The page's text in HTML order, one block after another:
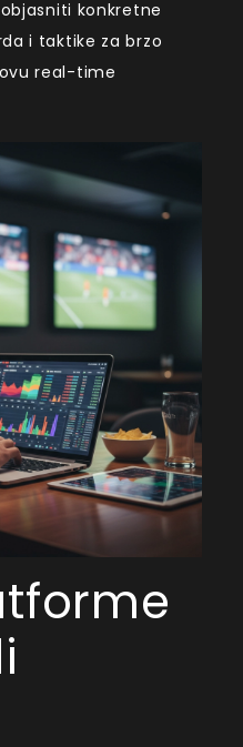
konkretne
i taktike za brzo
real-time